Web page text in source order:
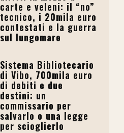
carte e veleni: il “no”
tecnico, i 20mila euro
contestati e la guerra
sul lungomare
Sistema Bibliotecario
di Vibo, 700mila euro
di debiti e due
destini: un
commissario per
salvarlo o una legge
per scioglierlo